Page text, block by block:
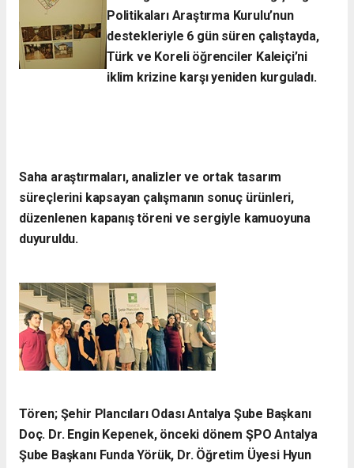
Politikaları Araştırma Kurulu’nun
destekleriyle 6 gün süren çalıştayda,
Türk ve Koreli öğrenciler Kaleiçi’ni
iklim krizine karşı yeniden kurguladı.​
Saha araştırmaları, analizler ve ortak tasarım
süreçlerini kapsayan çalışmanın sonuç ürünleri,
düzenlenen kapanış töreni ve sergiyle kamuoyuna
duyuruldu.
Tören; Şehir Plancıları Odası Antalya Şube Başkanı
Doç. Dr. Engin Kepenek, önceki dönem ŞPO Antalya
Şube Başkanı Funda Yörük, Dr. Öğretim Üyesi Hyun